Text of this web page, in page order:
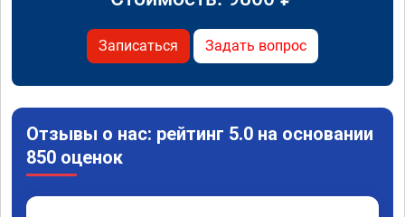
Записаться Задать вопрос
Отзывы о нас: рейтинг 5.0 на основании
850 оценок